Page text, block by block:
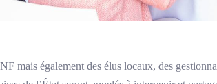
mais également des élus locaux, des